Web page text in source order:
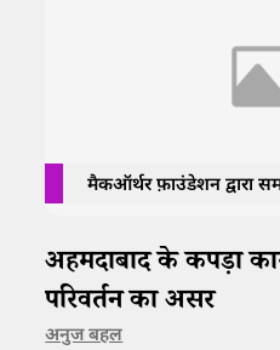
मैकऑर्थर फ़ाउंडेशन द्वारा
अहमदाबाद के कपड़ा
परिवर्तन का असर
अनुज बहल